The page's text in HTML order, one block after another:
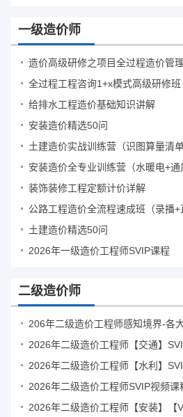
一级造价师
造价高级研修之项目全过程造价管理
全过程工程咨询1+x模式高级研修班
给排水工程造价基础知识讲解
安装造价精选50问
土建造价实战训练营（识图算量清单
安装造价全专业训练营（水暖电+通
装饰装修工程定额计价详解
土建造价精选50问
2026年一级造价工程师SVIP课程
二级造价师
206年二级造价工程师感知境界-各
2026年二级造价工程师【交通】
2026年二级造价工程师【水利】
2026年二级造价工程师SVIP视频课
2026年二级造价工程师【安装】【